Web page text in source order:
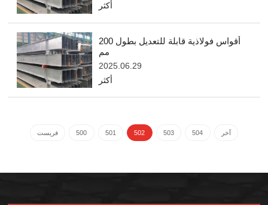
أكثر
أقواس فولاذية قابلة للتعديل بطول 200
مم
2025.06.29
أكثر
فريست 500 501 502 503 504 آخر